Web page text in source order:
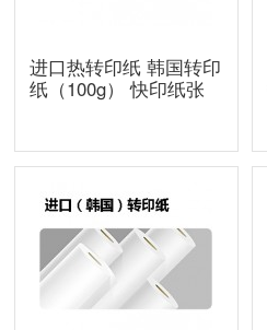
进口热转印纸 韩国转印
纸（100g） 快印纸张